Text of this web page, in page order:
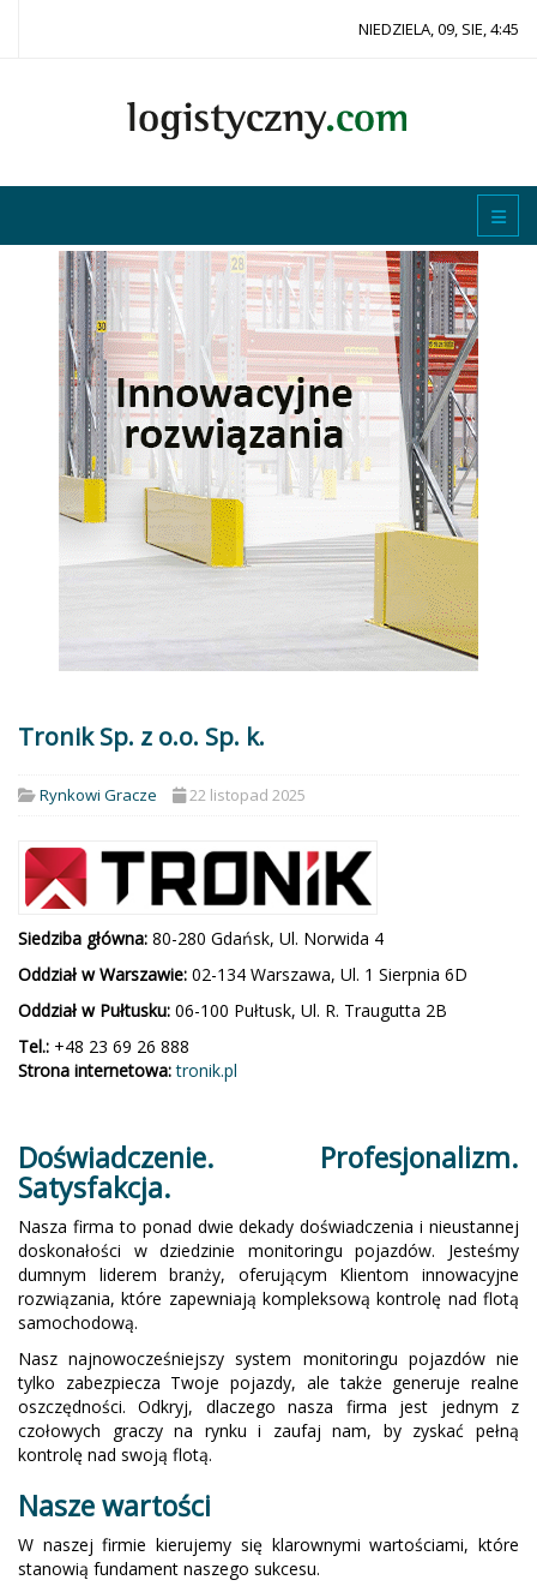
NIEDZIELA, 09, SIE, 4:45
Tronik Sp. z o.o. Sp. k.
Rynkowi Gracze 22 listopad 2025
Siedziba główna: 80-280 Gdańsk, Ul. Norwida 4
Oddział w Warszawie: 02-134 Warszawa, Ul. 1 Sierpnia 6D
Oddział w Pułtusku: 06-100 Pułtusk, Ul. R. Traugutta 2B
Tel.: +48 23 69 26 888
Strona internetowa:tronik.pl
Doświadczenie. Profesjonalizm.
Satysfakcja.
Nasza firma to ponad dwie dekady doświadczenia i nieustannej
doskonałości w dziedzinie monitoringu pojazdów. Jesteśmy
dumnym liderem branży, oferującym Klientom innowacyjne
rozwiązania, które zapewniają kompleksową kontrolę nad flotą
samochodową.
Nasz najnowocześniejszy system monitoringu pojazdów nie
tylko zabezpiecza Twoje pojazdy, ale także generuje realne
oszczędności. Odkryj, dlaczego nasza firma jest jednym z
czołowych graczy na rynku i zaufaj nam, by zyskać pełną
kontrolę nad swoją flotą.
Nasze wartości
W naszej firmie kierujemy się klarownymi wartościami, które
stanowią fundament naszego sukcesu.